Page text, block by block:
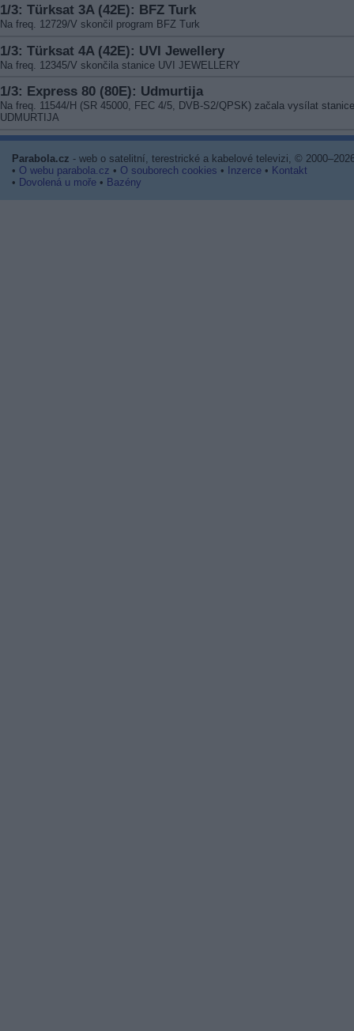
1/3: Türksat 3A (42E): BFZ Turk
Na freq. 12729/V skončil program BFZ Turk
1/3: Türksat 4A (42E): UVI Jewellery
Na freq. 12345/V skončila stanice UVI JEWELLERY
1/3: Express 80 (80E): Udmurtija
Na freq. 11544/H (SR 45000, FEC 4/5, DVB-S2/QPSK) začala vysílat stanice
UDMURTIJA
Parabola.cz - web o satelitní, terestrické a kabelové televizi, ©
• O webu parabola.cz • O souborech cookies • Inzerce • Kontakt
• Dovolená u moře • Bazény